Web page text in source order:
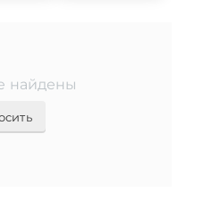
найдены